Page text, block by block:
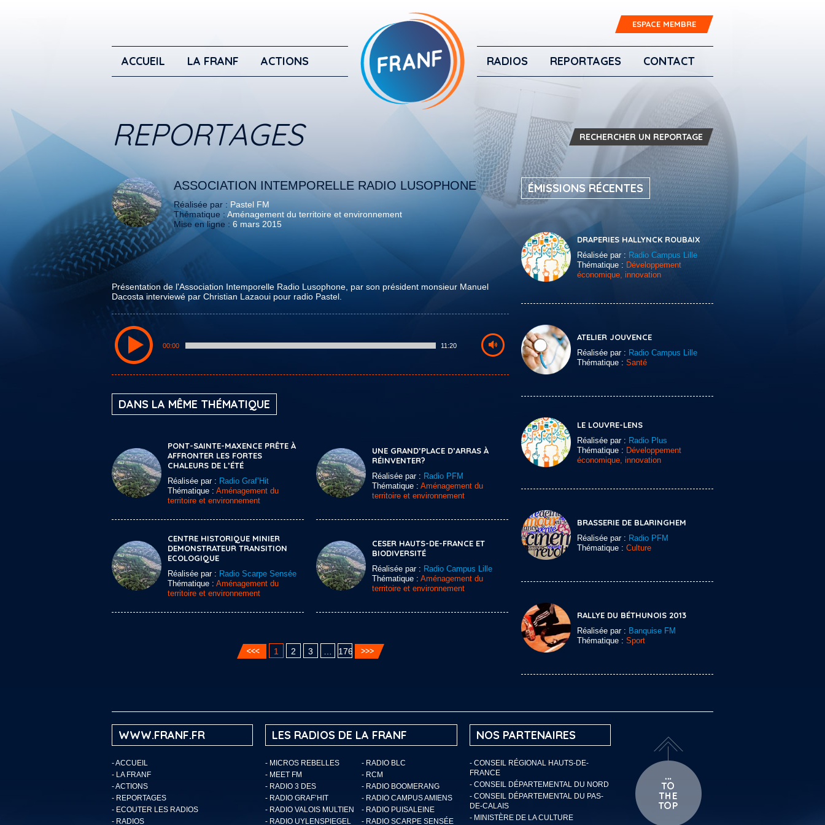
ESPACE MEMBRE
ACCUEIL LA FRANF ACTIONS RADIOS REPORTAGES CONTACT
REPORTAGES RECHERCHER UN REPORTAGE
ASSOCIATION INTEMPORELLE RADIO LUSOPHONE
Réalisée par : Pastel FM
Thématique : Aménagement du territoire et environnement
Mise en ligne : 6 mars 2015
Présentation de l'Association Intemporelle Radio Lusophone, par son président monsieur Manuel
Dacosta interviewé par Christian Lazaoui pour radio Pastel.
00:00 11:20
DANS LA MÊME THÉMATIQUE
PONT-SAINTE-MAXENCE PRÊTE À
AFFRONTER LES FORTES
CHALEURS DE L’ÉTÉ
Réalisée par : Radio Graf’Hit
Thématique : Aménagement du
territoire et environnement
UNE GRAND’PLACE D’ARRAS À
RÉINVENTER?
Réalisée par : Radio PFM
Thématique : Aménagement du
territoire et environnement
CENTRE HISTORIQUE MINIER
DEMONSTRATEUR TRANSITION
ECOLOGIQUE
Réalisée par : Radio Scarpe Sensée
Thématique : Aménagement du
territoire et environnement
CESER HAUTS-DE-FRANCE ET
BIODIVERSITÉ
Réalisée par : Radio Campus Lille
Thématique : Aménagement du
territoire et environnement
1 2 3 176
ÉMISSIONS RÉCENTES
DRAPERIES HALLYNCK ROUBAIX
Réalisée par : Radio Campus Lille
Thématique : Développement
économique, innovation
ATELIER JOUVENCE
Réalisée par : Radio Campus Lille
Thématique : Santé
LE LOUVRE-LENS
Réalisée par : Radio Plus
Thématique : Développement
économique, innovation
BRASSERIE DE BLARINGHEM
Réalisée par : Radio PFM
Thématique : Culture
RALLYE DU BÉTHUNOIS 2013
Réalisée par : Banquise FM
Thématique : Sport
WWW.FRANF.FR
-ACCUEIL
- LA FRANF
-ACTIONS
- REPORTAGES
- ECOUTER LES RADIOS
- RADIOS
LES RADIOS DE LA FRANF
- MICROS REBELLES
- RADIO BLC
- MEET FM
- RCM
- RADIO 3 DES
- RADIO BOOMERANG
- RADIO GRAF’HIT
- RADIO CAMPUS AMIENS
- RADIO VALOIS MULTIEN
- RADIO PUISALEINE
- RADIO UYLENSPIEGEL
- RADIO SCARPE SENSÉE
NOS PARTENAIRES
- CONSEIL RÉGIONAL HAUTS-DE-
FRANCE
- CONSEIL DÉPARTEMENTAL DU NORD
- CONSEIL DÉPARTEMENTAL DU PAS-
DE-CALAIS
- MINISTÈRE DE LA CULTURE